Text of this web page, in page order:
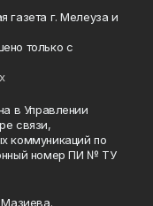
газета г. Мелеуза и
только с
в Управлении
связи,
коммуникаций по
номер ПИ № ТУ
Мазиева.